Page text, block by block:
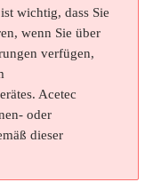
wichtig, dass Sie
wenn Sie über
verfügen,
Acetec
oder
dieser